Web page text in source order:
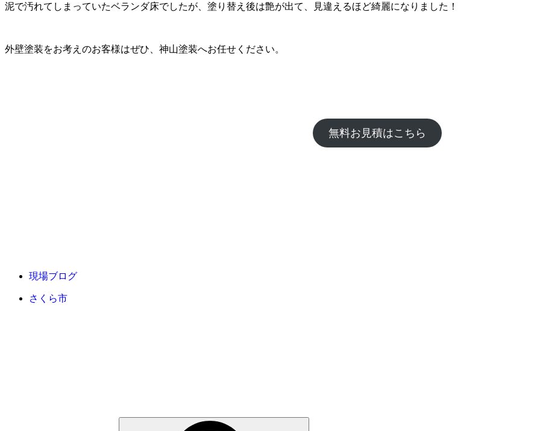
泥で汚れてしまっていたベランダ床でしたが、塗り替え後は艶が出て、見違えるほど綺麗になりました！
外壁塗装をお考えのお客様はぜひ、神山塗装へお任せください。
無料お見積はこちら
現場ブログ
さくら市